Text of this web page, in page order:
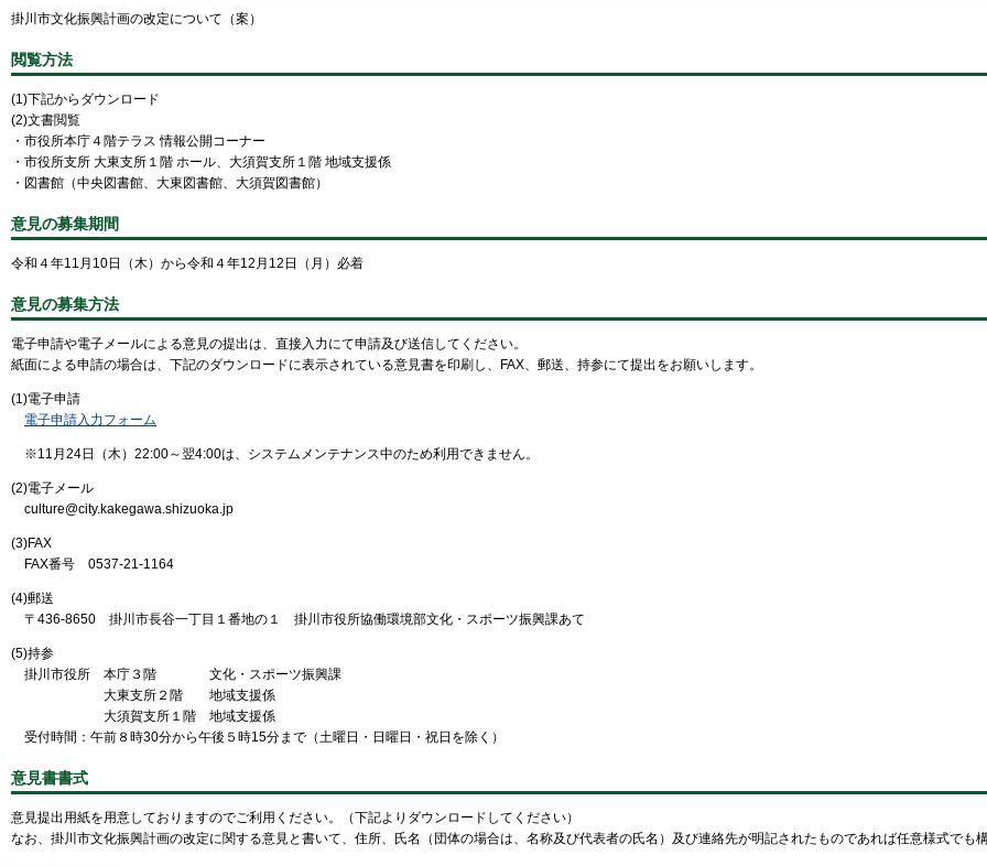
掛川市文化振興計画の改定について（案）
閲覧方法
(1)下記からダウンロード
(2)文書閲覧
・市役所本庁４階テラス 情報公開コーナー
・市役所支所 大東支所１階 ホール、大須賀支所１階 地域支援係
・図書館（中央図書館、大東図書館、大須賀図書館）
意見の募集期間
令和４年11月10日（木）から令和４年12月12日（月）必着
意見の募集方法
電子申請や電子メールによる意見の提出は、直接入力にて申請及び送信してください。
紙面による申請の場合は、下記のダウンロードに表示されている意見書を印刷し、FAX、郵送、持参にて提出をお願いします。
(1)電子申請
電子申請入力フォーム
※11月24日（木）22:00～翌4:00は、システムメンテナンス中のため利用できません。
(2)電子メール
culture@city.kakegawa.shizuoka.jp
(3)FAX
FAX番号 0537-21-1164
(4)郵送
〒436-8650 掛川市長谷一丁目１番地の１ 掛川市役所協働環境部文化・スポーツ振興課あて
(5)持参
掛川市役所 本庁３階 文化・スポーツ振興課
大東支所２階 地域支援係
大須賀支所１階 地域支援係
受付時間：午前８時30分から午後５時15分まで（土曜日・日曜日・祝日を除く）
意見書書式
意見提出用紙を用意しておりますのでご利用ください。（下記よりダウンロードしてください）
なお、 掛川市文化振興計画の改定に関する意見と書いて、住所、氏名（団体の場合は、名称及び代表者の氏名）及び連絡先が明記されたものであれば任意様式でも構